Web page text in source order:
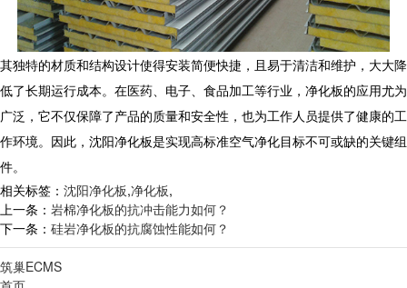
其独特的材质和结构设计使得安装简便快捷，且易于清洁和维护，大大降
低了长期运行成本。在医药、电子、食品加工等行业，净化板的应用尤为
广泛，它不仅保障了产品的质量和安全性，也为工作人员提供了健康的工
作环境。因此，沈阳净化板是实现高标准空气净化目标不可或缺的关键组
件。
相关标签： 沈阳净化板,净化板,
上一条： 岩棉净化板的抗冲击能力如何？
下一条： 硅岩净化板的抗腐蚀性能如何？
筑巢ECMS